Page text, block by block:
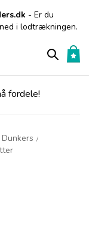
- Er du
i lodtrækningen.
fordele!
/